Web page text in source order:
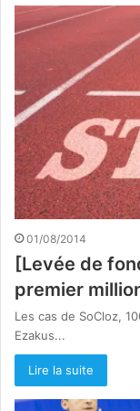
01/08/2014
[Levée de
premier
Les cas de SoCloz,
Ezakus...
Lire la suite